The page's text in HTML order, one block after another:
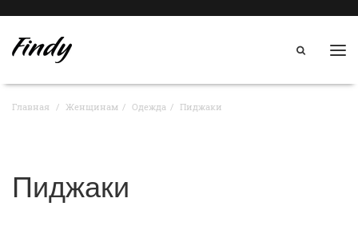
Главная Женщинам Одежда Пиджаки
Пиджаки